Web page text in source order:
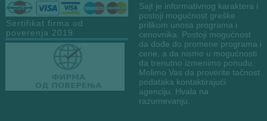
Sertifikat firma od
poverenja 2019
Sajt je informativnog karaktera i
postoji mogućnost greške
prilikom unosa programa i
cenovnika. Postoji mogućnost
da dođe do promene programa i
cene, a da nismo u mogućnosti
da trenutno izmenimo ponudu.
Molimo Vas da proverite tačnost
podataka kontaktirajući
agenciju. Hvala na
razumevanju.